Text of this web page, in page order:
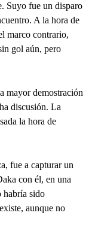
Suyo fue un disparo
A la hora de
marco contrario,
gol aún, pero
mayor demostración
discusión. La
la hora de
fue a capturar un
con él, en una
habría sido
aunque no